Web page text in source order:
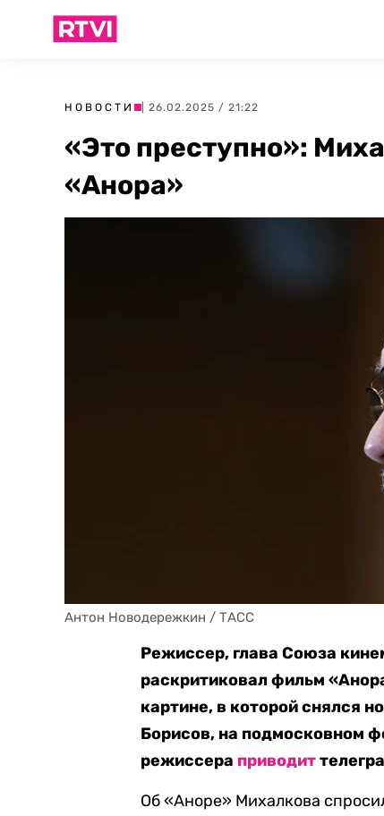
НОВОСТИ | 26.02.2025 / 21:22
«Это преступно»:
«Анора»
Антон Новодережкин / ТАСС
Режиссер, глава Союза
раскритиковал фильм
картине, в которой снялся
Борисов, на подмосковном
режиссера приводит
Об «Аноре» Михалкова